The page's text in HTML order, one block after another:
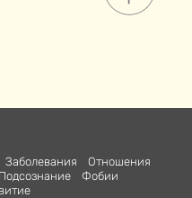
Заболевания
Отношения
Подсознание
Фобии